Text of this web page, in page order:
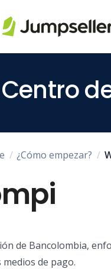
principal
Centro
¿Cómo empezar?
de Bancolombia,
de pago.